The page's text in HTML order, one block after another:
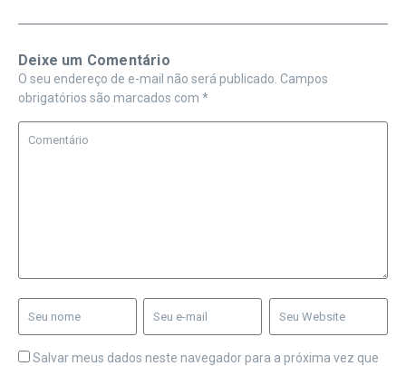
Deixe um Comentário
O seu endereço de e-mail não será publicado. Campos
obrigatórios são marcados com *
Salvar meus dados neste navegador para a próxima vez que